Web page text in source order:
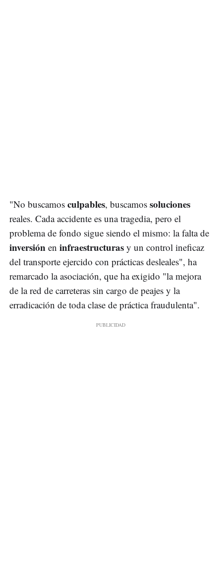
"No buscamos culpables, buscamos soluciones
reales. Cada accidente es una tragedia, pero el
problema de fondo sigue siendo el mismo: la falta de
inversión en infraestructuras y un control ineficaz
del transporte ejercido con prácticas desleales", ha
remarcado la asociación, que ha exigido "la mejora
de la red de carreteras sin cargo de peajes y la
erradicación de toda clase de práctica fraudulenta".